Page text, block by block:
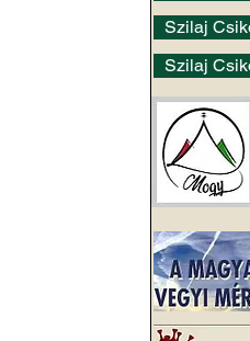
Szilaj
Szilaj